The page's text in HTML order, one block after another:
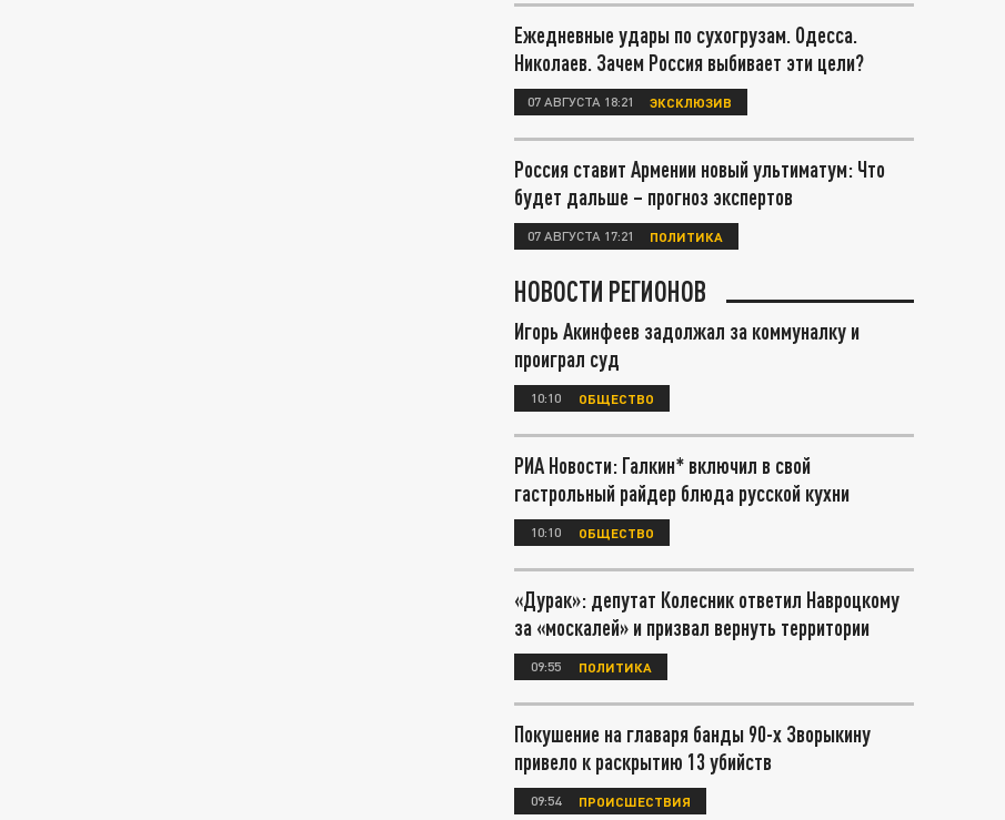
Ежедневные удары по сухогрузам. Одесса.
Николаев. Зачем Россия выбивает эти цели?
07 АВГУСТА 18:21 ЭКСКЛЮЗИВ
Россия ставит Армении новый ультиматум: Что
будет дальше – прогноз экспертов
07 АВГУСТА 17:21 ПОЛИТИКА
НОВОСТИ РЕГИОНОВ
Игорь Акинфеев задолжал за коммуналку и
проиграл суд
10:10 ОБЩЕСТВО
РИА Новости: Галкин* включил в свой
гастрольный райдер блюда русской кухни
10:10 ОБЩЕСТВО
«Дурак»: депутат Колесник ответил Навроцкому
за «москалей» и призвал вернуть территории
09:55 ПОЛИТИКА
Покушение на главаря банды 90-х Зворыкину
привело к раскрытию 13 убийств
09:54 ПРОИСШЕСТВИЯ